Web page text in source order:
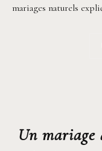
mariages naturels
Un